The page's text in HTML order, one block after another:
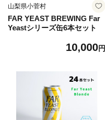
山梨県小菅村
FAR YEAST BREWING Far
Yeastシリーズ缶6本セット
10,000円